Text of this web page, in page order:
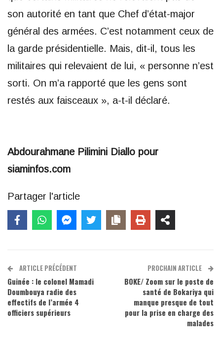
son autorité en tant que Chef d’état-major
général des armées. C’est notamment ceux de
la garde présidentielle. Mais, dit-il, tous les
militaires qui relevaient de lui, « personne n’est
sorti. On m’a rapporté que les gens sont
restés aux faisceaux », a-t-il déclaré.
Abdourahmane Pilimini Diallo pour
siaminfos.com
Partager l'article
ARTICLE PRÉCÉDENT
Guinée : le colonel Mamadi
Doumbouya radie des
effectifs de l’armée 4
officiers supérieurs
PROCHAIN ARTICLE
BOKE/ Zoom sur le poste de
santé de Bokariya qui
manque presque de tout
pour la prise en charge des
malades